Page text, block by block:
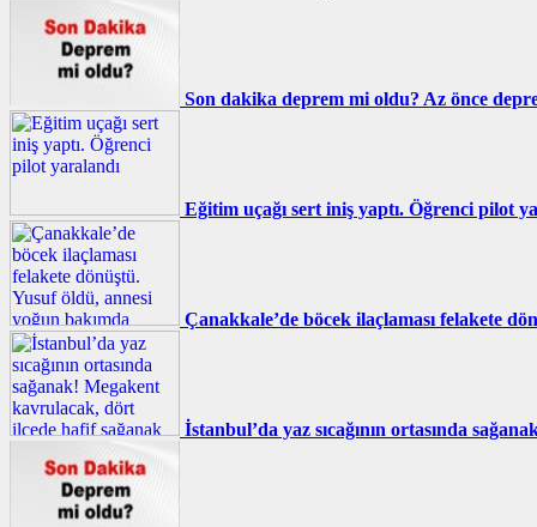
Son dakika deprem mi oldu? Az önce
Eğitim uçağı sert iniş yaptı. Öğrenci pilot
Çanakkale’de böcek ilaçlaması felakete
İstanbul’da yaz sıcağının ortasında